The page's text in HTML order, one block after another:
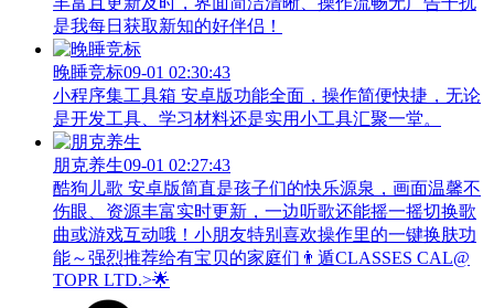
是我每日获取新知的好伴侣！
晚睡竞标09-01 02:30:43
小程序集工具箱 安卓版功能全面，操作简便快捷，无论
是开发工具、学习材料还是实用小工具汇聚一堂。
朋克养生09-01 02:27:43
酷狗儿歌 安卓版简直是孩子们的快乐源泉，画面温馨不
伤眼、资源丰富实时更新，一边听歌还能摇一摇切换歌
曲或游戏互动哦！小朋友特别喜欢操作里的一键换肤功
能～强烈推荐给有宝贝的家庭们👨‍遁️CLASSES CAL@
TOPR LTD.>🌟